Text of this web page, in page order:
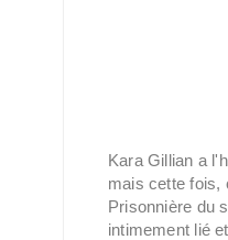
Kara Gillian a
mais cette fois,
Prisonnière du
intimement lié